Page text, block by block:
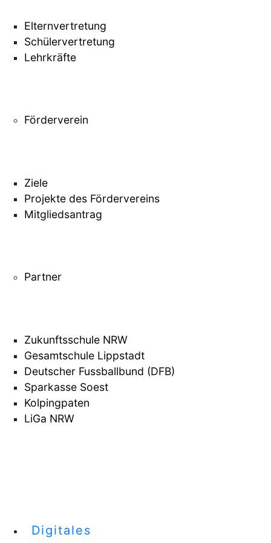
Elternvertretung
Schülervertretung
Lehrkräfte
Förderverein
Ziele
Projekte des Fördervereins
Mitgliedsantrag
Partner
Zukunftsschule NRW
Gesamtschule Lippstadt
Deutscher Fussballbund (DFB)
Sparkasse Soest
Kolpingpaten
LiGa NRW
Digitales